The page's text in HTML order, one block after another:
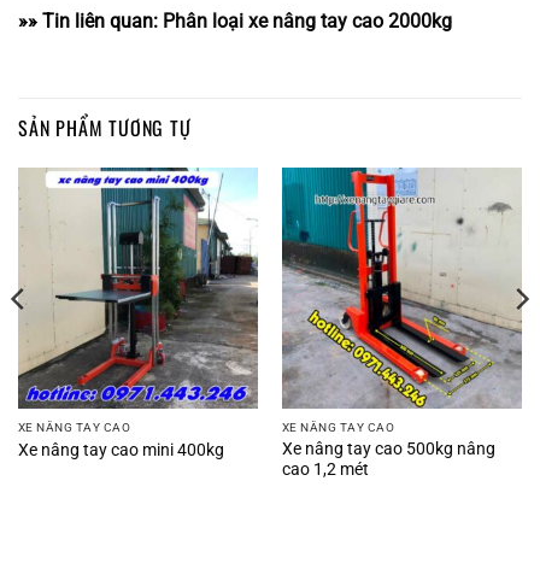
»» Tin liên quan: Phân loại xe nâng tay cao 2000kg
SẢN PHẨM TƯƠNG TỰ
XE NÂNG TAY CAO
Xe nâng tay cao mini 400kg
XE NÂNG TAY CAO
Xe nâng tay cao 500kg nâng
cao 1,2 mét